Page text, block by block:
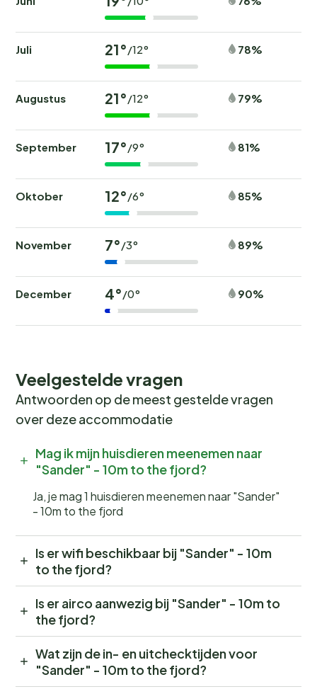
Juli 21°/12° 78%
Augustus 21°/12° 79%
September 17°/9° 81%
Oktober 12°/6° 85%
November 7°/3° 89%
December 4°/0° 90%
Veelgestelde vragen
Antwoorden op de meest gestelde vragen
over deze accommodatie
Mag ik mijn huisdieren meenemen naar
"Sander" - 10m to the fjord?
Ja, je mag 1 huisdieren meenemen naar "Sander"
- 10m to the fjord
Is er wifi beschikbaar bij "Sander" - 10m
to the fjord?
Is er airco aanwezig bij "Sander" - 10m to
the fjord?
Wat zijn de in- en uitchecktijden voor
"Sander" - 10m to the fjord?